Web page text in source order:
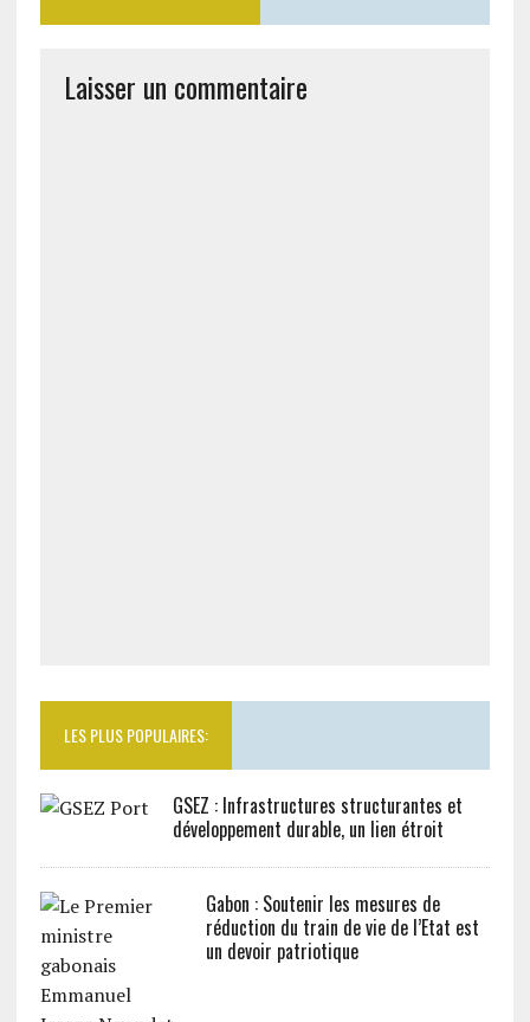
Laisser un commentaire
LES PLUS POPULAIRES:
GSEZ : Infrastructures structurantes et
développement durable, un lien étroit
Gabon : Soutenir les mesures de
réduction du train de vie de l’Etat est
un devoir patriotique